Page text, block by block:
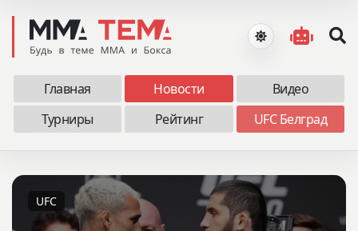
Главная Новости
Видео
Турниры
Рейтинг UFC Белград
UFC